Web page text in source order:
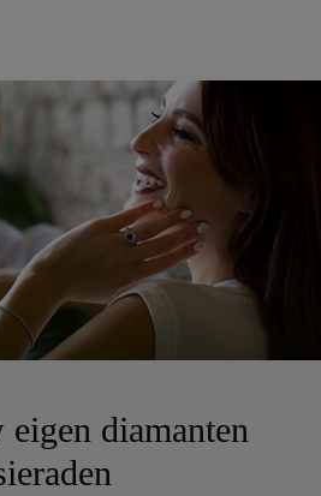
eigen diamanten